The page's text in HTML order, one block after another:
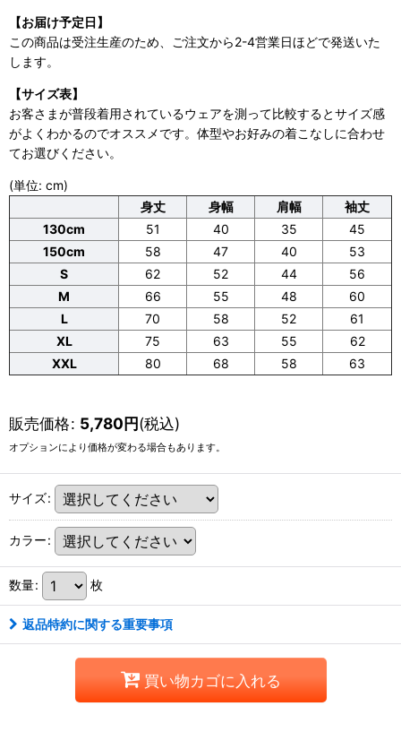
【お届け予定日】
この商品は受注生産のため、ご注文から2-4営業日ほどで発送いた
します。
【サイズ表】
お客さまが普段着用されているウェアを測って比較するとサイズ感
がよくわかるのでオススメです。体型やお好みの着こなしに合わせ
てお選びください。
(単位: cm)
身丈
身幅 肩幅
袖丈
130cm
51 40 35
45
150cm
58 47 40
53
S
62 52 44
56
M
66 55 48
60
L
70 58 52
61
XL
75 63 55
62
XXL
80 68 58 63
販売価格: 5,780円(税込)
オプションにより価格が変わる場合もあります。
サイズ:
カラー:
数量: 枚
返品特約に関する重要事項
買い物カゴに入れる